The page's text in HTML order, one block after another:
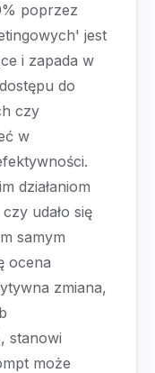
poprzez
jest
i zapada w
do
czy
w
działaniom
udało się
samym
ocena
zmiana,
stanowi
może